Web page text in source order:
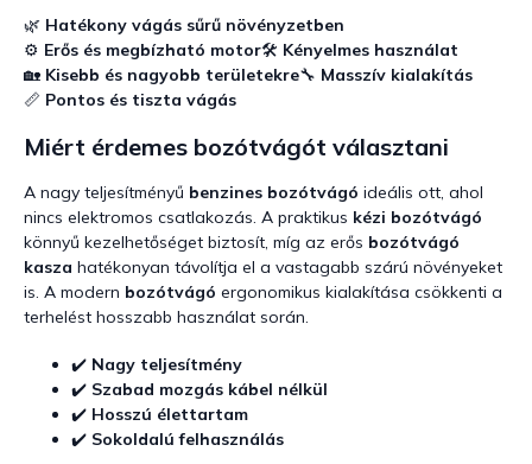
t
a
i
r
y
í
t
á
s
e
l
e
i
🌿 Hatékony vágás sűrű növényzetben
⚙️ Erős és megbízható motor🛠️ Kényelmes használat
🏡 Kisebb és nagyobb területekre🔧 Masszív kialakítás
📏 Pontos és tiszta vágás
Miért érdemes bozótvágót választani
A nagy teljesítményű benzines bozótvágó ideális ott, ahol
nincs elektromos csatlakozás. A praktikus kézi bozótvágó
könnyű kezelhetőséget biztosít, míg az erős bozótvágó
kasza hatékonyan távolítja el a vastagabb szárú növényeket
is. A modern bozótvágó ergonomikus kialakítása csökkenti a
terhelést hosszabb használat során.
✔️ Nagy teljesítmény
✔️ Szabad mozgás kábel nélkül
✔️ Hosszú élettartam
✔️ Sokoldalú felhasználás